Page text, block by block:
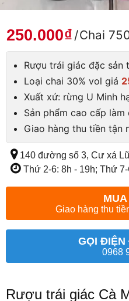
250.000₫ /Chai
Rượu trái giác đặc sản
Loại chai 30% vol giá
Xuất xứ: rừng U Minh
Sản phẩm cao cấp làm
Giao hàng thu tiền tận
140 đường số 3, Cư xá
Thứ 2-6: 8h - 19h; Thứ
Giao hàng thu
GỌI ĐIỆN
0968
Rượu trái giác Cà